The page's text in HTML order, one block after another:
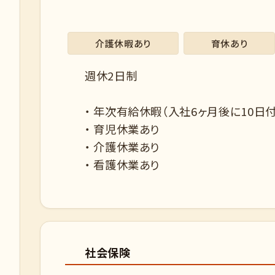
介護休暇あり 育休あり
週休2日制
・ 年次有給休暇（入社6ヶ月後に10日
・ 育児休業あり
・ 介護休業あり
・ 看護休業あり
社会保険